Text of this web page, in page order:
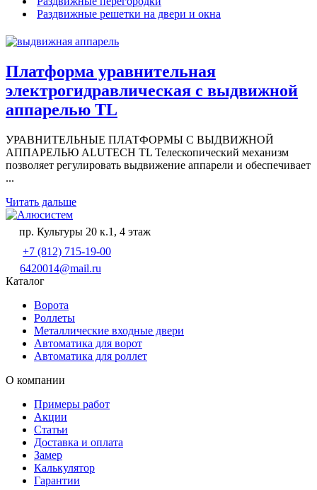
Раздвижные решетки на двери и окна
Платформа уравнительная
электрогидравлическая с выдвижной
аппарелью TL
УРАВНИТЕЛЬНЫЕ ПЛАТФОРМЫ С ВЫДВИЖНОЙ
АППАРЕЛЬЮ ALUTECH TL Телескопический механизм
позволяет регулировать выдвижение аппарели и обеспечивает
...
Читать дальше
пр. Культуры 20 к.1, 4 этаж
+7 (812) 715-19-00
6420014@mail.ru
Каталог
Ворота
Роллеты
Металлические входные двери
Автоматика для ворот
Автоматика для роллет
О компании
Примеры работ
Акции
Статьи
Доставка и оплата
Замер
Калькулятор
Гарантии